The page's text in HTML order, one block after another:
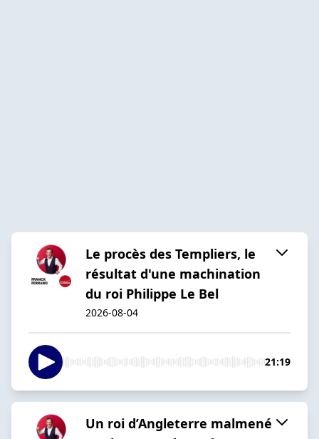
Le procès des Templiers, le
résultat d'une machination
du roi Philippe Le Bel
2026-08-04
21:19
Un roi d’Angleterre malmené